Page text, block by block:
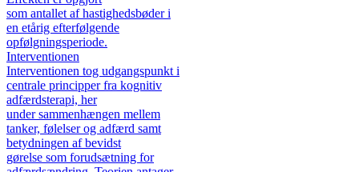
som antallet af hastighedsbøder i
en etårig efterfølgende
opfølgningsperiode.
Interventionen
Interventionen tog udgangspunkt i
centrale principper fra kognitiv
adfærdsterapi, her
under sammenhængen mellem
tanker, følelser og adfærd samt
betydningen af bevidst
gørelse som forudsætning for